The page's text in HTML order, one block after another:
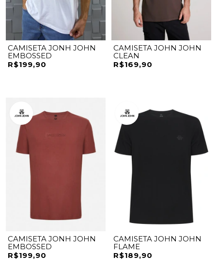
CAMISETA JONH JOHN
EMBOSSED
R$199,90
CAMISETA JOHN JOHN
CLEAN
R$169,90
CAMISETA JONH JOHN
EMBOSSED
R$199,90
CAMISETA JOHN JOHN
FLAME
R$189,90